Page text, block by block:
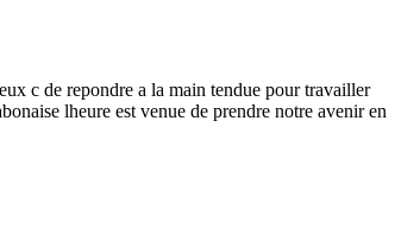
c de repondre a la main tendue pour travailler
lheure est venue de prendre notre avenir en